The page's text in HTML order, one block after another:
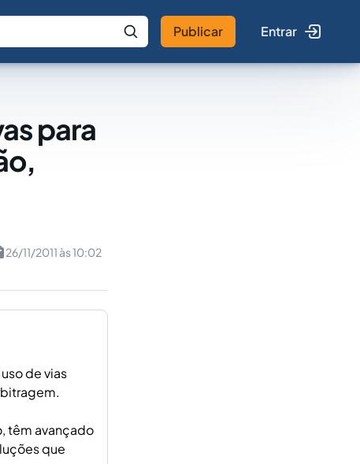
IA Buscar no Jus
Publicar Entrar
para
26/11/2011 às 10:02
de vias
têm avançado
que